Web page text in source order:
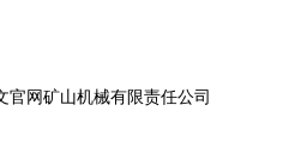
网矿山机械有限责任公司